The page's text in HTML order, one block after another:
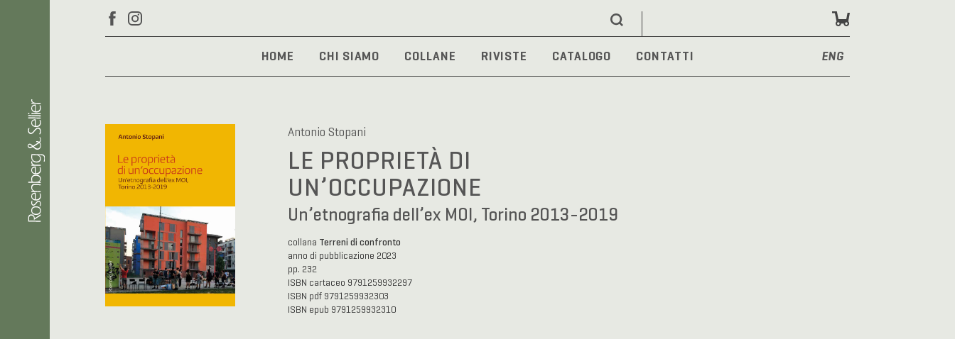
HOME CHI SIAMO COLLANE RIVISTE CATALOGO CONTATTI ENG
Antonio Stopani
LE PROPRIETÀ DI
UN’OCCUPAZIONE
Un’etnografia dell’ex MOI, Torino 2013-2019
collana Terreni di confronto
anno di pubblicazione 2023
pp. 232
ISBN cartaceo 9791259932297
ISBN pdf 9791259932303
ISBN epub 9791259932310